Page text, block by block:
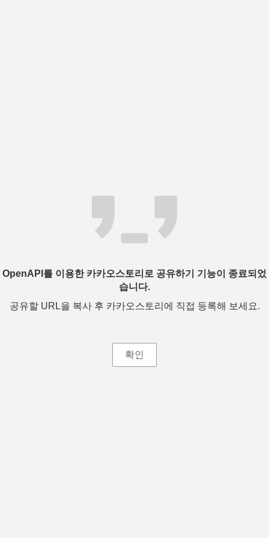
OpenAPI를 이용한 카카오스토리로 공유하기 기능이 종료되었
습니다.
공유할 URL을 복사 후 카카오스토리에 직접 등록해 보세요.
확인